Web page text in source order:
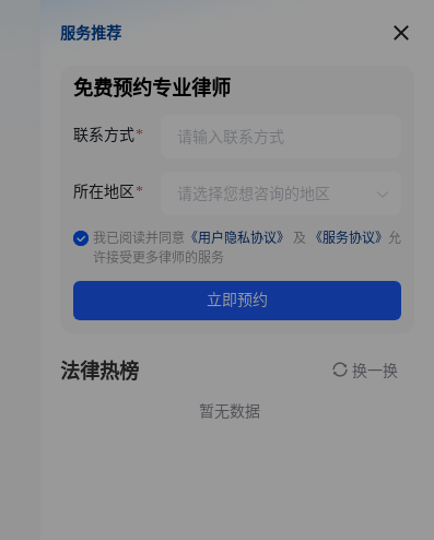
服务推荐
服务推荐
免费预约专业律师
联系方式
所在地区
我已阅读并同意 《用户隐私协议》 及 《服务协议》 允
许接受更多律师的服务
立即预约
法律热榜 换一换
暂无数据